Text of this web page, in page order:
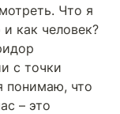
Что я
как человек?
с точки
понимаю, что
– это